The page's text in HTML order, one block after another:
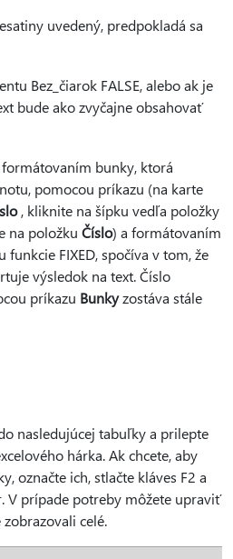
uvedený, predpokladá sa
Bez_čiarok FALSE, alebo ak je
bude ako zvyčajne obsahovať
bunky, ktorá
pomocou príkazu (na karte
, kliknite na šípku vedľa položky
na položku Číslo) a formátovaním
FIXED, spočíva v tom, že
výsledok na text. Číslo
príkazu Bunkyzostáva stále
nasledujúcej tabuľky a prilepte
hárka. Ak chcete, aby
označte ich, stlačte kláves F2 a
V prípade potreby môžete upraviť
celé.